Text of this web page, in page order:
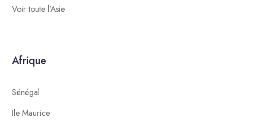
Voir toute l’Asie
Afrique
Sénégal
Ile Maurice